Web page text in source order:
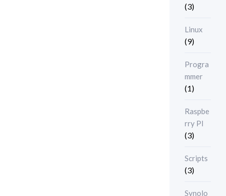
(3)
Linux
(9)
Progra
mmer
(1)
Raspbe
rry PI
(3)
Scripts
(3)
Synolo